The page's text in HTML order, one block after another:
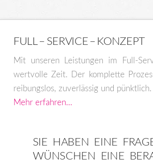
FULL – SERVICE – KONZEPT
Mit unseren Leistungen im Full-
wertvolle Zeit. Der komplette
reibungslos, zuverlässig und pünktlich.
Mehr erfahren…
SIE HABEN EINE
WÜNSCHEN EINE